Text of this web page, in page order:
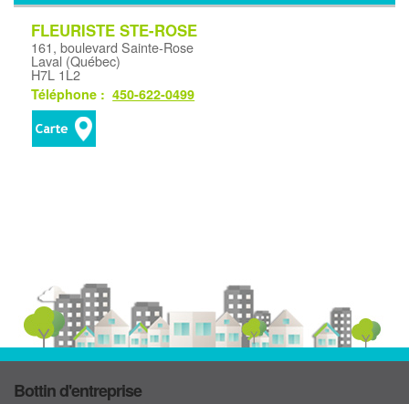
FLEURISTE STE-ROSE
161, boulevard Sainte-Rose
Laval (Québec)
H7L 1L2
Téléphone :450-622-0499
Bottin d'entreprise